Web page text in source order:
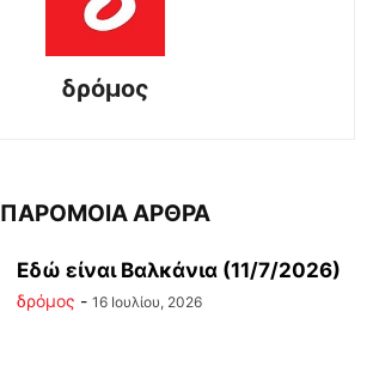
δρόμος
ΠΑΡΟΜΟΙΑ ΑΡΘΡΑ
Εδώ είναι Βαλκάνια (11/7/2026)
δρόμος - 16 Ιουλίου, 2026